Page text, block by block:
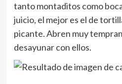
tanto montaditos como
juicio, el mejor es el de
picante. Abren muy
desayunar con ellos.